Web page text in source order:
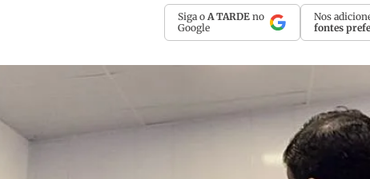
Siga o A TARDE no
Google
Nos
fontes